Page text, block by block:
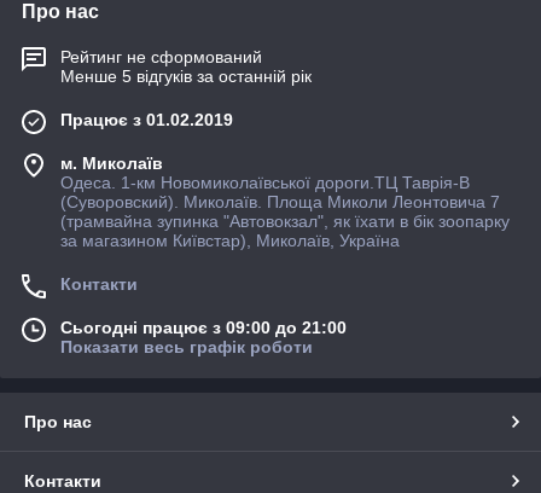
Про нас
Рейтинг не сформований
Менше 5 відгуків за останній рік
Працює з 01.02.2019
м. Миколаїв
Одеса. 1-км Новомиколаївської дороги.ТЦ Таврія-В
(Суворовский). Миколаїв. Площа Миколи Леонтовича 7
(трамвайна зупинка "Автовокзал", як їхати в бiк зоопарку
за магазином Київстар), Миколаїв, Україна
Контакти
Сьогодні працює з 09:00 до 21:00
Показати весь графік роботи
Про нас
Контакти